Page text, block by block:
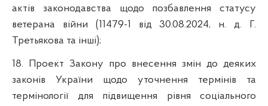
актів законодавства щодо позбавлення статусу
ветерана війни (11479-1 від 30.08.2024, н. д. Г.
Третьякова та інші);
18. Проект Закону про внесення змін до деяких
законів України щодо уточнення термінів та
термінології для підвищення рівня соціального